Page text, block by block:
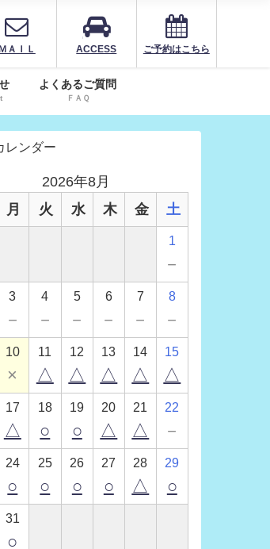
ＭＡＩＬ ACCESS ご予約はこちら
よくあるご質問
ＦＡＱ
レンダー
2026年8月
月 火 水 木 金 土
1
－
3
－
4
－
5
－
6
－
7
－
8
－
10
×
11
△
12
△
13
△
14
△
15
△
17
△
18
○
19
○
20
△
21
△
22
－
24
○
25
○
26
○
27
○
28
△
29
○
31
○